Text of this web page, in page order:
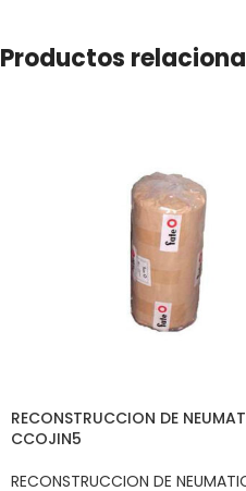
Productos
RECONSTRUCCION DE
CCOJIN5
RECONSTRUCCION DE